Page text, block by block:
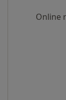
Online